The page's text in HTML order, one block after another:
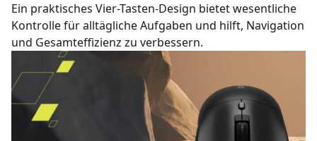
Ein praktisches Vier-Tasten-Design bietet wesentliche
Kontrolle für alltägliche Aufgaben und hilft, Navigation
und Gesamteffizienz zu verbessern.